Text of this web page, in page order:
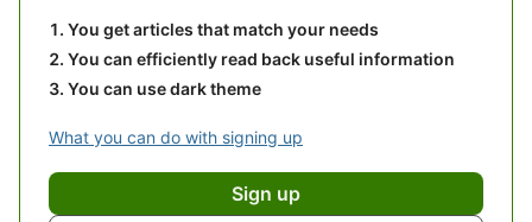
You get articles that match your needs
You can efficiently read back useful information
You can use dark theme
What you can do with signing up
Sign up